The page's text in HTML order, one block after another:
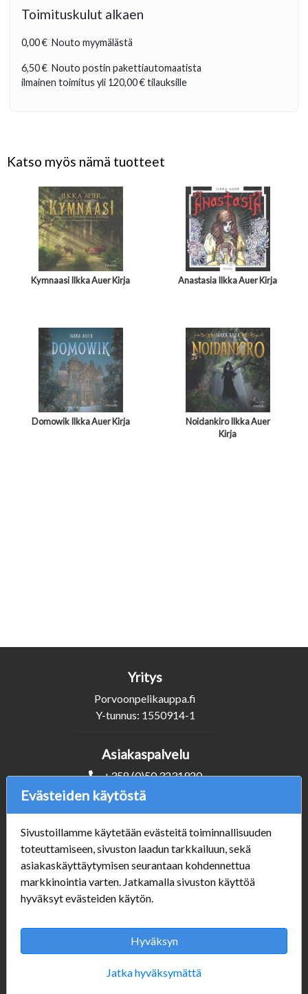
Toimituskulut alkaen
0,00 € Nouto myymälästä
6,50 € Nouto postin pakettiautomaatista
ilmainen toimitus yli 120,00 €tilauksille
Katso myös nämä tuotteet
Kymnaasi Ilkka Auer Kirja Anastasia Ilkka Auer Kirja
Domowik Ilkka Auer Kirja
Noidankiro Ilkka Auer
Kirja
Yritys
Porvoonpelikauppa.fi
Y-tunnus: 1550914-1
Asiakaspalvelu
+358 (0)50 3231920
info@porvoonpelikauppa.fi
Verkkokauppa
#porvoonsithlord
Tilaus- ja toimitusehdot
ALE TUOTTEET
Seuraa Meitä
Evästeiden käytöstä
Sivustoillamme käytetään evästeitä toiminnallisuuden
toteuttamiseen, sivuston laadun tarkkailuun, sekä
asiakaskäyttäytymisen seurantaan kohdennettua
markkinointia varten. Jatkamalla sivuston käyttöä
hyväksyt evästeiden käytön.
Hyväksyn
Jatka hyväksymättä